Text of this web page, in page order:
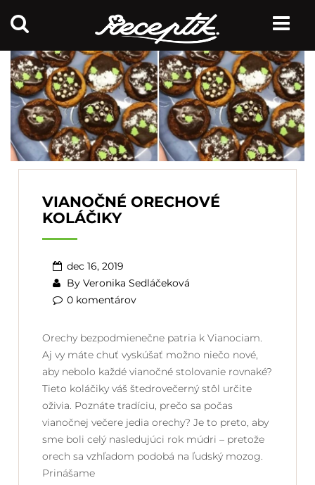
VIANOČNÉ ORECHOVÉ
KOLÁČIKY
dec 16, 2019
By Veronika Sedláčeková
0 komentárov
Orechy bezpodmienečne patria k Vianociam.
Aj vy máte chuť vyskúšať možno niečo nové,
aby nebolo každé vianočné stolovanie rovnaké?
Tieto koláčiky váš štedrovečerný stôl určite
oživia. Poznáte tradíciu, prečo sa počas
vianočnej večere jedia orechy? Je to preto, aby
sme boli celý nasledujúci rok múdri – pretože
orech sa vzhľadom podobá na ľudský mozog.
Prinášame